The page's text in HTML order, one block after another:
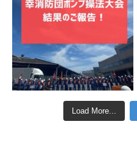
Load More...